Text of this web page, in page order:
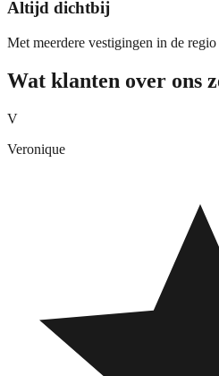
Altijd dichtbij
Met meerdere vestigingen in de
Wat klanten over ons
V
Veronique